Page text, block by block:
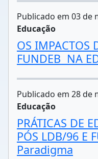
Publicado em 03 de
Educação
OS IMPACTOS
FUNDEB NA
Publicado em 28 de
Educação
PRÁTICAS DE
PÓS LDB/96 E
Paradigma